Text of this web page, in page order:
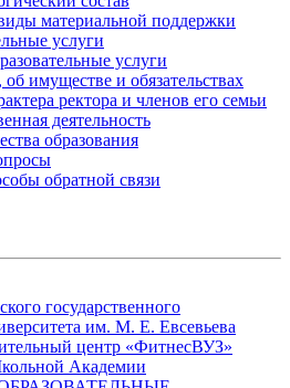
материальной поддержки
услуги
услуги
имуществе и обязательствах
ректора и членов его семьи
деятельность
образования
обратной связи
государственного
им. М. Е. Евсевьева
центр «ФитнесВУЗ»
Академии